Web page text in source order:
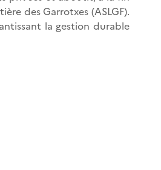
des Garrotxes (ASLGF).
la gestion durable